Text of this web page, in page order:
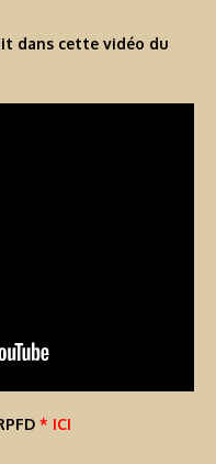
dans cette vidéo du
* ICI